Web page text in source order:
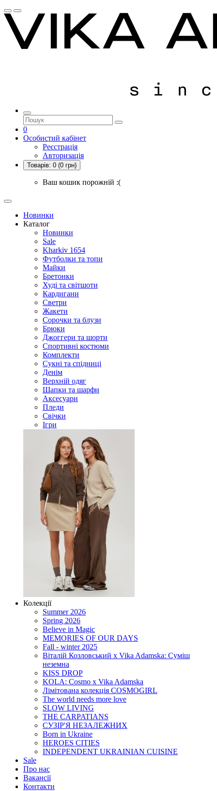
0
Особистий кабінет
Реєстрація
Авторизація
Товарів: 0 (0 грн)
Ваш кошик порожній :(
Новинки
Каталог
Новинки
Sale
Kharkiv 1654
Футболки та топи
Майки
Бретонки
Худі та світшоти
Кардигани
Светри
Жакети
Сорочки та блузи
Брюки
Джоггери та шорти
Спортивні костюми
Комплекти
Сукні та спідниці
Денім
Верхній одяг
Шапки та шарфи
Аксесуари
Пледи
Свічки
Ігри
Колекції
Summer 2026
Spring 2026
Believe in Magic
MEMORIES OF OUR DAYS
Fall - winter 2025
Віталій Козловський x Vika Adamska: Суміш
неземна
KISS DROP
KOLA: Cosmo x Vika Adamska
Лімітована колекція COSMOGIRL
The world needs more love
SLOW LIVING
THE CARPATIANS
СУЗІР'Я НЕЗАЛЕЖНИХ
Born in Ukraine
HEROES CITIES
INDEPENDENT UKRAINIAN CUISINE
Sale
Про нас
Вакансії
Контакти